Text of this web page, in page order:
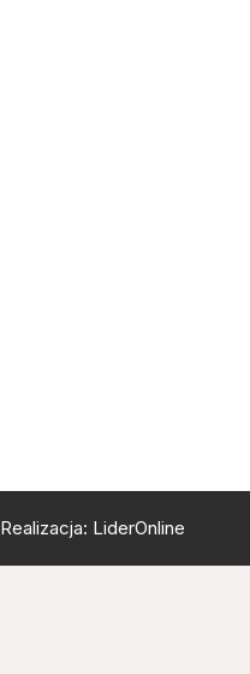
Realizacja: LiderOnline